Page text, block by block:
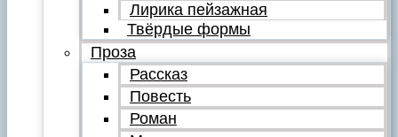
Лирика пейзажная
Твёрдые формы
Проза
Рассказ
Повесть
Роман